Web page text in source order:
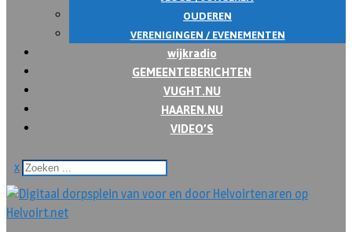
OUDEREN
VERENIGINGEN / EVENEMENTEN
wijkradio
GEMEENTEBERICHTEN
VUGHT.NU
HAAREN.NU
VIDEO’S
x